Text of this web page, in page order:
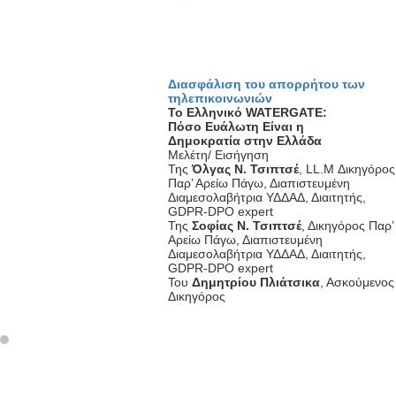
Διασφάλιση του απορρήτου των
τηλεπικοινωνιών
Το Ελληνικό WATERGATE:
Πόσο Ευάλωτη Είναι η
Δημοκρατία στην Ελλάδα
Μελέτη/ Εισήγηση
ΤηςΌλγας Ν. Τσιπτσέ, LL.M Δικηγόρος
Παρ’ Αρείω Πάγω, Διαπιστευμένη
Διαμεσολαβήτρια ΥΔΔΑΔ, Διαιτητής,
GDPR-DPO expert
Της Σοφίας Ν. Τσιπτσέ, Δικηγόρος Παρ’
Αρείω Πάγω, Διαπιστευμένη
Διαμεσολαβήτρια ΥΔΔΑΔ, Διαιτητής,
GDPR-DPO expert
Του Δημητρίου Πλιάτσικα , Ασκούμενος
Δικηγόρος